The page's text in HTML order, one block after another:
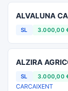
ALVALUNA
SL 3.000,00
ALZIRA
SL 3.000,00
CARCAIXENT